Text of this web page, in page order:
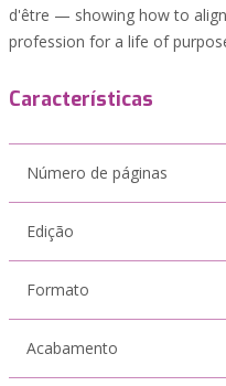
d'être — showing how to
profession for a life of
Características
Número de páginas
Edição
Formato
Acabamento